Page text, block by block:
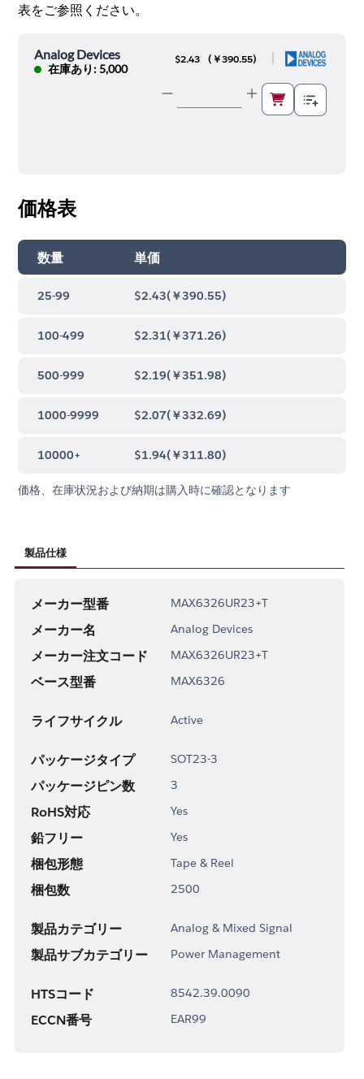
表をご参照ください。
Analog Devices
在庫あり: 5,000
$2.43 ( ￥390.55)
価格表
数量 単価
25-99 $2.43(￥390.55)
100-499 $2.31(￥371.26)
500-999 $2.19(￥351.98)
1000-9999 $2.07(￥332.69)
10000+ $1.94(￥311.80)
価格、在庫状況および納期は購入時に確認となります
製品仕様
メーカー型番 MAX6326UR23+T
メーカー名 Analog Devices
メーカー注文コード MAX6326UR23+T
ベース型番 MAX6326
ライフサイクル Active
パッケージタイプ SOT23-3
パッケージピン数 3
RoHS対応 Yes
鉛フリー Yes
梱包形態 Tape & Reel
梱包数 2500
製品カテゴリー Analog & Mixed Signal
製品サブカテゴリー Power Management
HTSコード 8542.39.0090
ECCN番号 EAR99